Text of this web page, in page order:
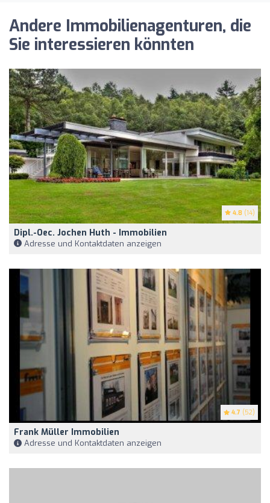
Andere Immobilienagenturen, die
Sie interessieren könnten
4.8 (14)
Dipl.-Oec. Jochen Huth - Immobilien
Adresse und Kontaktdaten anzeigen
4.7 (52)
Frank Müller Immobilien
Adresse und Kontaktdaten anzeigen